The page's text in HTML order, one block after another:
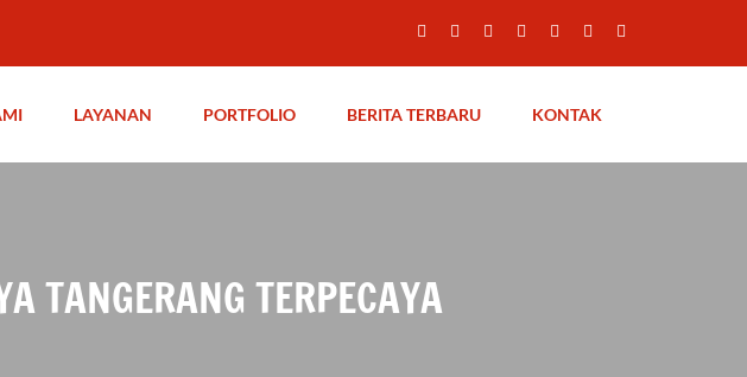
LAYANAN PORTFOLIO BERITA TERBARU KONTAK
TANGERANG TERPECAYA